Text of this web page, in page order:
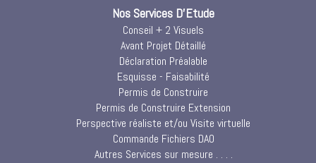
Nos Services D'Etude
Conseil + 2 Visuels
Avant Projet Détaillé
Déclaration Préalable
Esquisse - Faisabilité
Permis de Construire
Permis de Construire Extension
Perspective réaliste et/ou Visite virtuelle
Commande Fichiers DAO
Autres Services sur mesure . . . .